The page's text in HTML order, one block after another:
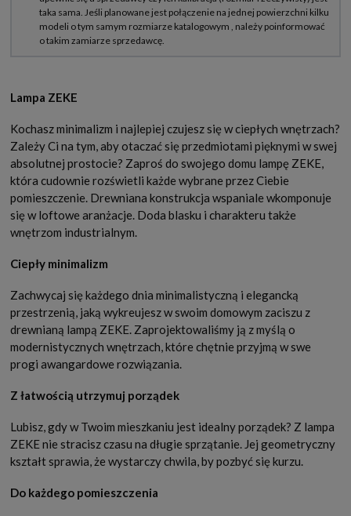
Lampa ZEKE
Kochasz minimalizm i najlepiej czujesz się w ciepłych wnętrzach?
Zależy Ci na tym, aby otaczać się przedmiotami pięknymi w swej
absolutnej prostocie? Zaproś do swojego domu lampę ZEKE,
która cudownie rozświetli każde wybrane przez Ciebie
pomieszczenie. Drewniana konstrukcja wspaniale wkomponuje
się w loftowe aranżacje. Doda blasku i charakteru także
wnętrzom industrialnym.
Ciepły minimalizm
Zachwycaj się każdego dnia minimalistyczną i elegancką
przestrzenią, jaką wykreujesz w swoim domowym zaciszu z
drewnianą lampą ZEKE. Zaprojektowaliśmy ją z myślą o
modernistycznych wnętrzach, które chętnie przyjmą w swe
progi awangardowe rozwiązania.
Z łatwością utrzymuj porządek
Lubisz, gdy w Twoim mieszkaniu jest idealny porządek? Z lampa
ZEKE nie stracisz czasu na długie sprzątanie. Jej geometryczny
kształt sprawia, że wystarczy chwila, by pozbyć się kurzu.
Do każdego pomieszczenia